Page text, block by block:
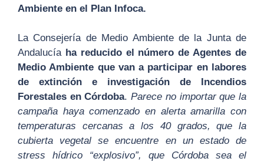
Ambiente en el Plan Infoca.
La Consejería de Medio Ambiente de la Junta de
Andalucía ha reducido el número de Agentes de
Medio Ambiente que van a participar en labores
de extinción e investigación de Incendios
Forestales en Córdoba.Parece no importar que la
campaña haya comenzado en alerta amarilla con
temperaturas cercanas a los 40 grados, que la
cubierta vegetal se encuentre en un estado de
stress hídrico “explosivo”, que Córdoba sea el